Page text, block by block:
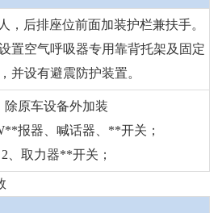
，后排座位前面加装护栏兼扶手。
置空气呼吸器专用靠背托架及固定
并设有避震防护装置。
除原车设备外加装
报器、喊话器、**开关；
2、取力器**开关；